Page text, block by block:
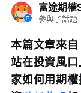
富途期權
參與了話題
本篇文章來
站在投資風
家如何用期